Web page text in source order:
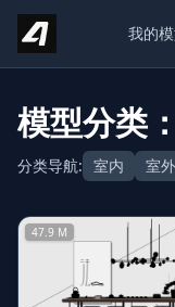
Skip to content
我的
模型分类
分类导航: 室内 室外
47.9 M